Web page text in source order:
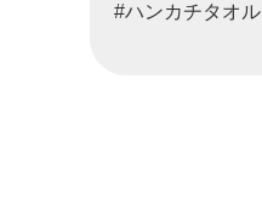
#ハンカチタオル